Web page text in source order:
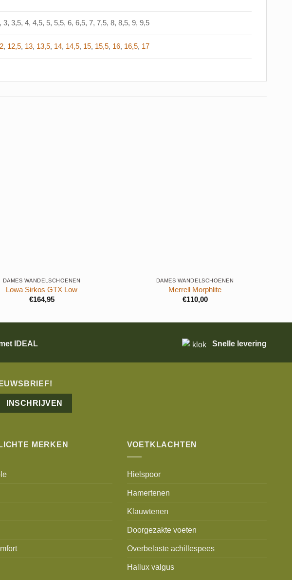
3,5, 4, 4,5, 5, 5,5, 6, 6,5, 7, 7,5, 8, 8,5, 9, 9,5
, 12,5, 13, 13,5, 14, 14,5, 15, 15,5, 16, 16,5, 17
DAMES WANDELSCHOENEN
Lowa Sirkos GTX Low
€164,95
DAMES WANDELSCHOENEN
Merrell Morphlite
€110,00
IDEAL Snelle levering
MERKEN VOETKLACHTEN
Hielspoor
Hamertenen
Klauwtenen
Doorgezakte voeten
Overbelaste achillespees
Hallux valgus